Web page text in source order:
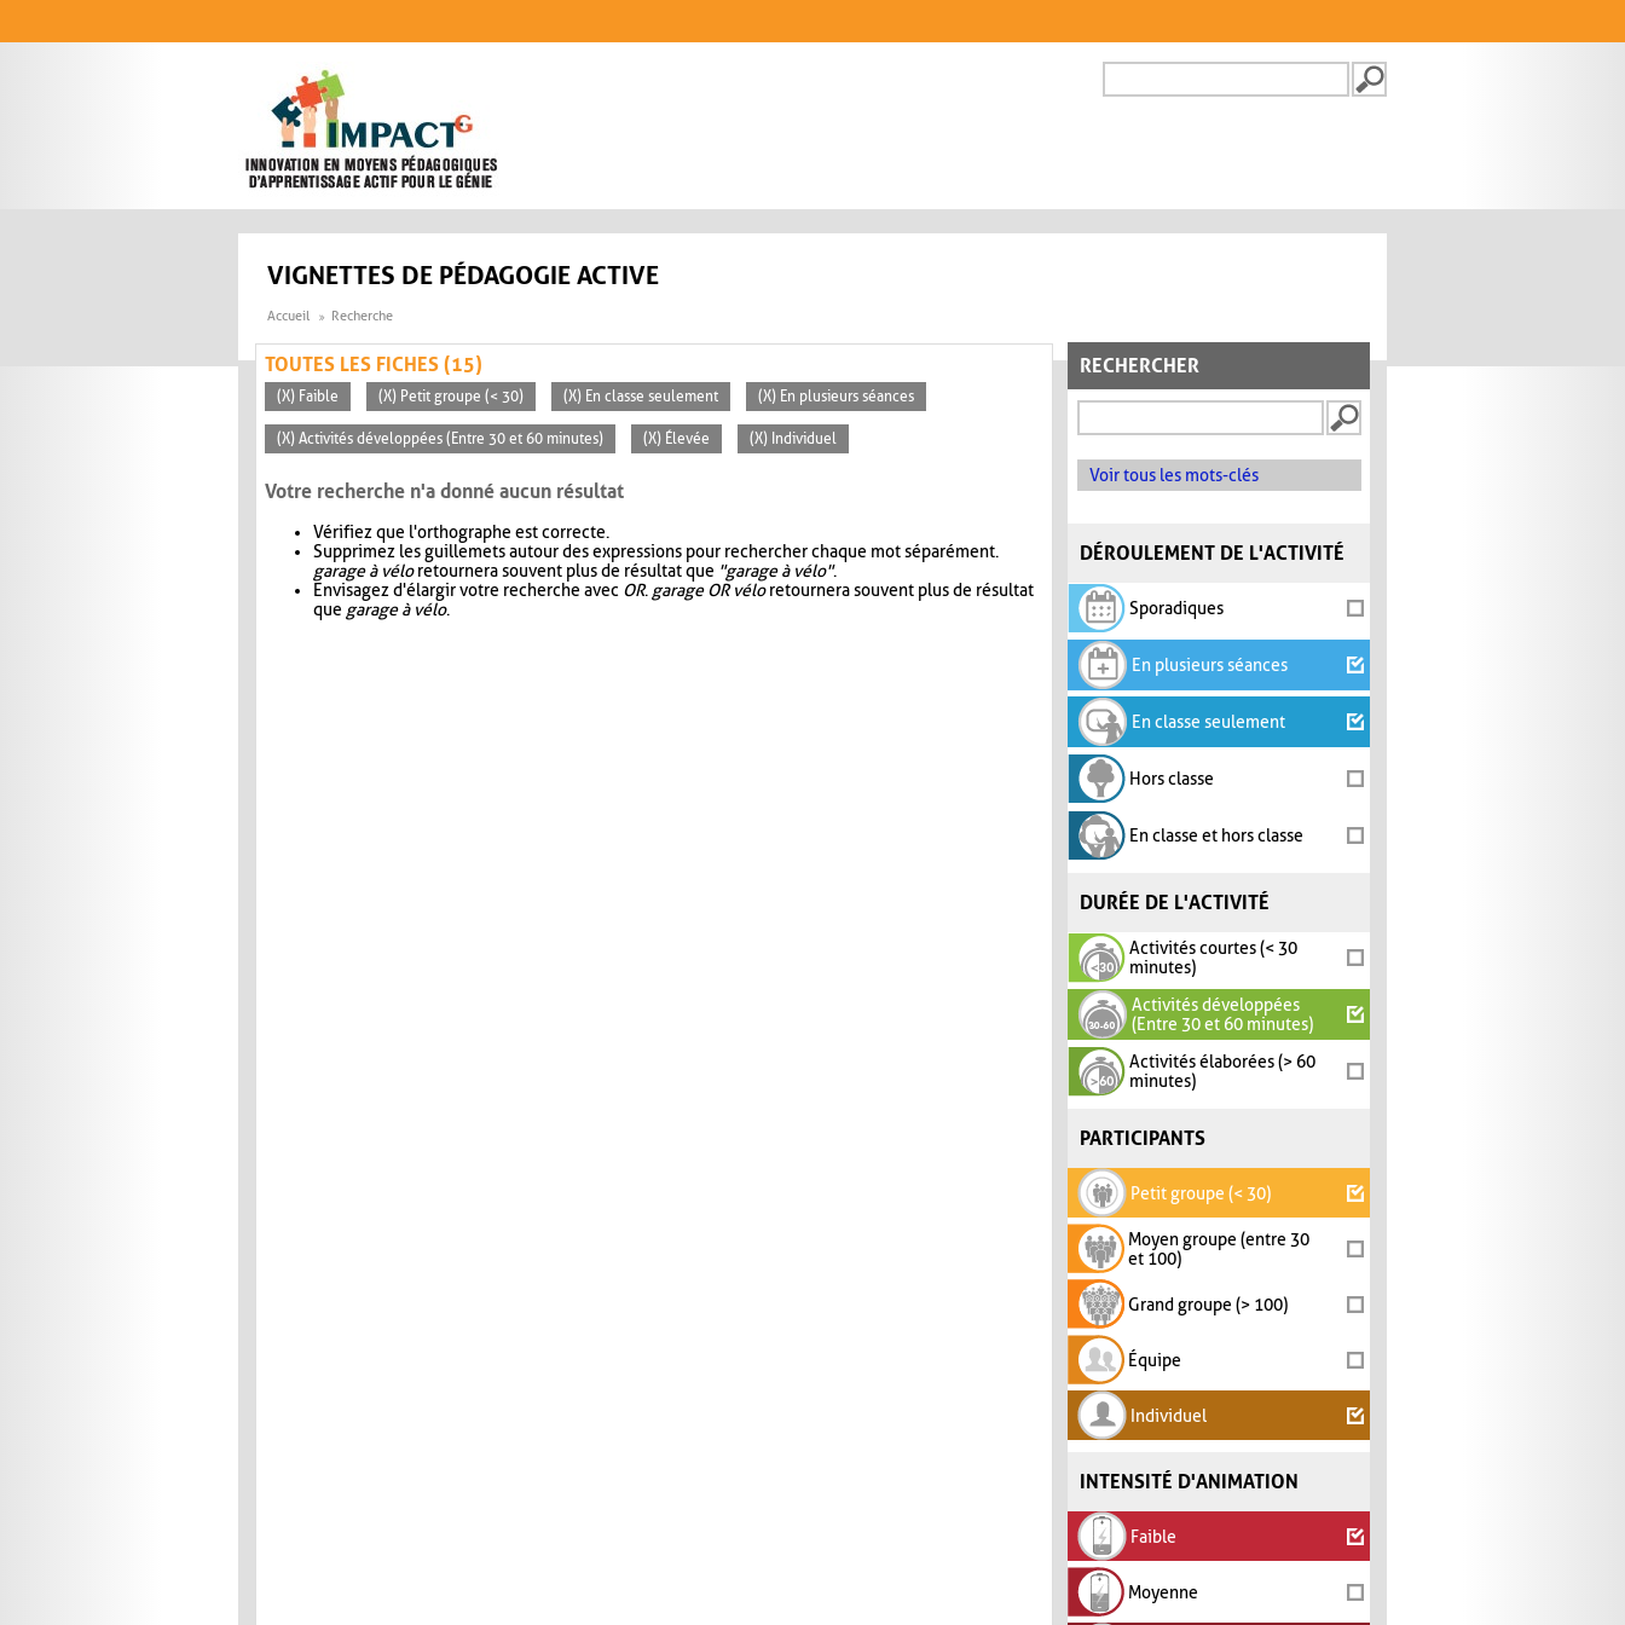
FORMULAIRE DE
VIGNETTES DE PÉDAGOGIE ACTIVE
Accueil Recherche
RECHERCHER
Voir tous les mots-clés
DÉROULEMENT DE L'ACTIVITÉ
Sporadiques
En plusieurs séances
En classe seulement
Hors classe
En classe et hors classe
DURÉE DE L'ACTIVITÉ
Activités courtes (< 30
minutes)
Activités développées
(Entre 30 et 60 minutes)
Activités élaborées (> 60
minutes)
PARTICIPANTS
Petit groupe (< 30)
Moyen groupe (entre 30
et 100)
Grand groupe (> 100)
Équipe
Individuel
INTENSITÉ D'ANIMATION
Faible
Moyenne
TOUTES LES FICHES (15)
(X) Faible (X) Petit groupe (< 30) (X) En classe seulement (X) En plusieurs séances
(X) Activités développées (Entre 30 et 60 minutes) (X) Élevée (X) Individuel
Votre recherche n'a donné aucun résultat
Vérifiez que l'orthographe est correcte.
Supprimez les guillemets autour des expressions pour rechercher chaque mot séparément.
garage à véloretournera souvent plus de résultat que "garage à vélo".
Envisagez d'élargir votre recherche avec OR. garage OR véloretournera souvent plus de résultat
que garage à vélo.